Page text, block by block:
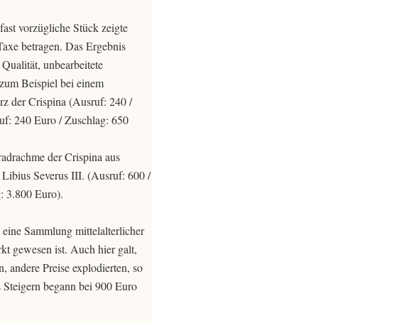
vorzügliche Stück zeigte
betragen. Das Ergebnis
unbearbeitete
Beispiel bei einem
der Crispina (Ausruf: 240 /
240 Euro / Zuschlag: 650
der Crispina aus
Severus III. (Ausruf: 600 /
3.800 Euro).
Sammlung mittelalterlicher
gewesen ist. Auch hier galt,
andere Preise explodierten, so
begann bei 900 Euro